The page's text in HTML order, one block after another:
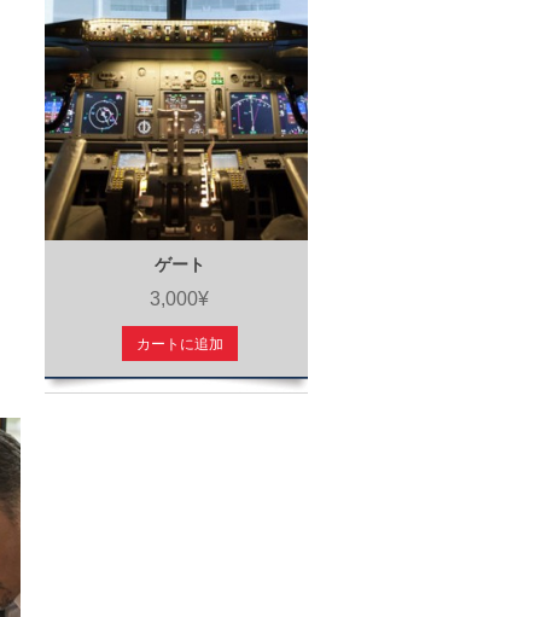
ゲート
3,000¥
カートに追加